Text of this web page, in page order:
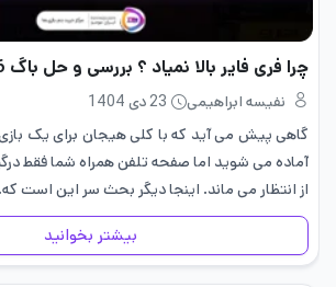
چرا فری فایر بالا نمیاد ؟ بررسی و حل باگ 2026
نفیسه ابراهیمی
23 دی 1404
گاهی پیش می آید که با کلی هیجان برای یک
آماده می شوید اما صفحه تلفن همراه شما فقط
از انتظار می ماند. اینجا دیگر بحث سر این است
بیشتر بخوانید